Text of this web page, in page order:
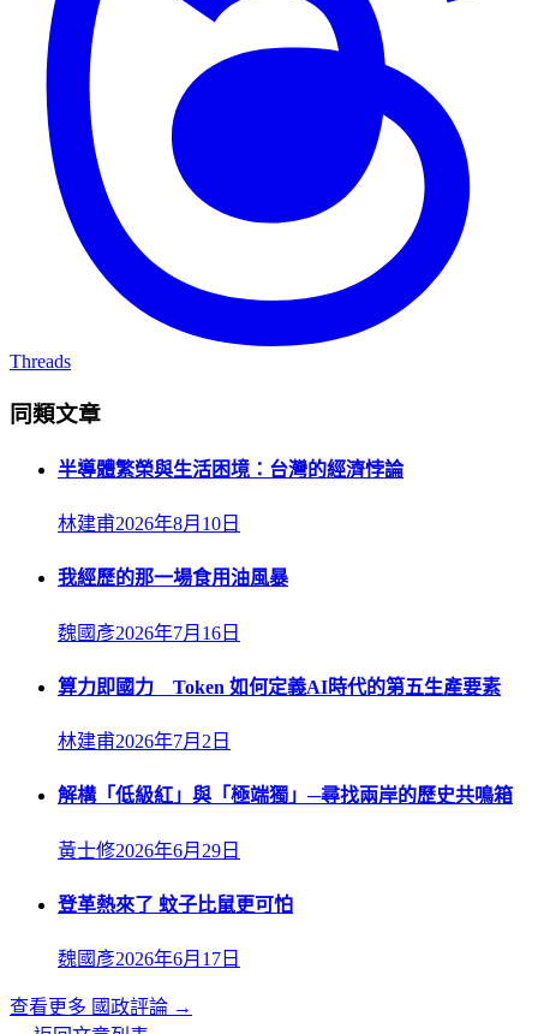
Threads
同類文章
半導體繁榮與生活困境：台灣的經濟悖論
林建甫2026年8月10日
我經歷的那一場食用油風暴
魏國彥2026年7月16日
算力即國力 Token 如何定義AI時代的第五生產要素
林建甫2026年7月2日
解構「低級紅」與「極端獨」─尋找兩岸的歷史共鳴箱
黃士修2026年6月29日
登革熱來了 蚊子比鼠更可怕
魏國彥2026年6月17日
查看更多 國政評論 →